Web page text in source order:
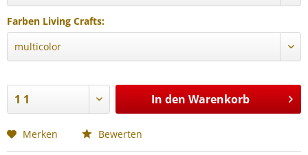
Farben Living Crafts:
In den Warenkorb
Merken Bewerten